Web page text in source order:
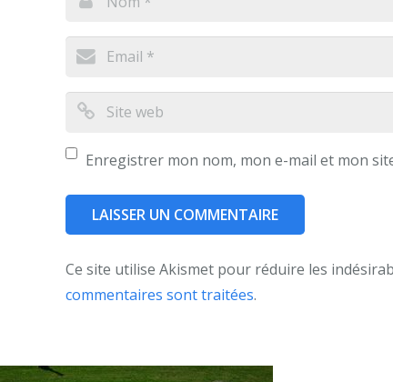
Enregistrer mon nom, mon e-mail et mon
Ce site utilise Akismet pour réduire les
commentaires sont traitées.